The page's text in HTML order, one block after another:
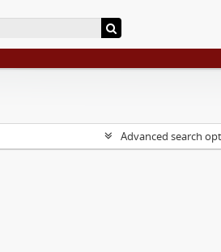
Advanced search